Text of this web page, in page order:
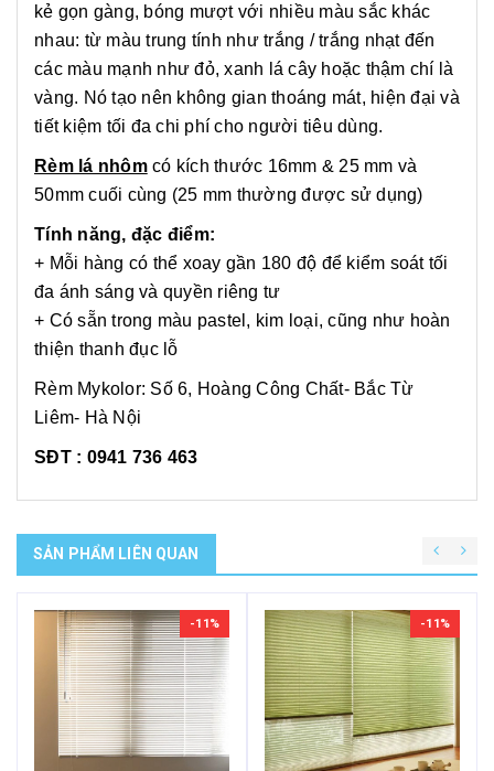
kẻ gọn gàng, bóng mượt với nhiều màu sắc khác
nhau: từ màu trung tính như trắng / trắng nhạt đến
các màu mạnh như đỏ, xanh lá cây hoặc thậm chí là
vàng. Nó tạo nên không gian thoáng mát, hiện đại và
tiết kiệm tối đa chi phí cho người tiêu dùng.
Rèm lá nhômcó kích thước 16mm & 25 mm và
50mm cuối cùng (25 mm thường được sử dụng)
Tính năng, đặc điểm:
+ Mỗi hàng có thể xoay gần 180 độ để kiểm soát tối
đa ánh sáng và quyền riêng tư
+ Có sẵn trong màu pastel, kim loại, cũng như hoàn
thiện thanh đục lỗ
Rèm Mykolor: Số 6, Hoàng Công Chất- Bắc Từ
Liêm- Hà Nội
SĐT : 0941 736 463
SẢN PHẨM LIÊN QUAN
-11% -11%